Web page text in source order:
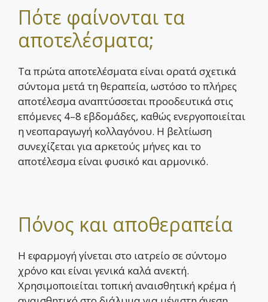
Πότε φαίνονται τα
αποτελέσματα;
Τα πρώτα αποτελέσματα είναι ορατά σχετικά
σύντομα μετά τη θεραπεία, ωστόσο το πλήρες
αποτέλεσμα αναπτύσσεται προοδευτικά στις
επόμενες 4–8 εβδομάδες, καθώς ενεργοποιείται
η νεοπαραγωγή κολλαγόνου. Η βελτίωση
συνεχίζεται για αρκετούς μήνες και το
αποτέλεσμα είναι φυσικό και αρμονικό.
Πόνος και αποθεραπεία
Η εφαρμογή γίνεται στο ιατρείο σε σύντομο
χρόνο και είναι γενικά καλά ανεκτή.
Χρησιμοποιείται τοπική αναισθητική κρέμα ή